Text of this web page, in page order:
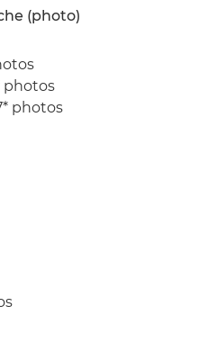
(photo)
photos
photos